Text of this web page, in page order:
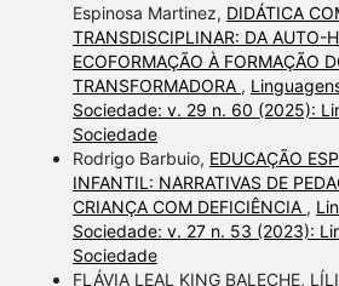
Espinosa Martinez, DIDÁTICA
TRANSDISCIPLINAR: DA AUTO-
ECOFORMAÇÃO À FORMAÇÃO
TRANSFORMADORA ,
Sociedade: v. 29 n. 60 (2025):
Sociedade
Rodrigo Barbuio, EDUCAÇÃO
INFANTIL: NARRATIVAS DE
CRIANÇA COM DEFICIÊNCIA ,
Sociedade: v. 27 n. 53 (2023):
Sociedade
FLÁVIA LEAL KING BALECHE,